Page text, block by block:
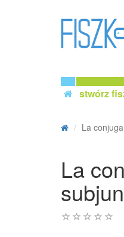
stwórz
La
La